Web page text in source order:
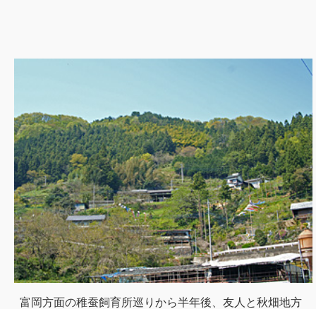
富岡方面の稚蚕飼育所巡りから半年後、友人と秋畑地方